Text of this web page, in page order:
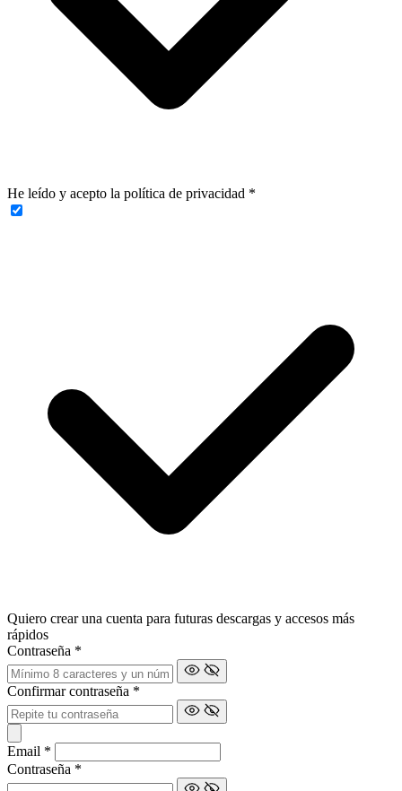
He leído y acepto la política de privacidad *
Quiero crear una cuenta para futuras descargas y accesos más
rápidos
Contraseña *
Confirmar contraseña *
Email *
Contraseña *